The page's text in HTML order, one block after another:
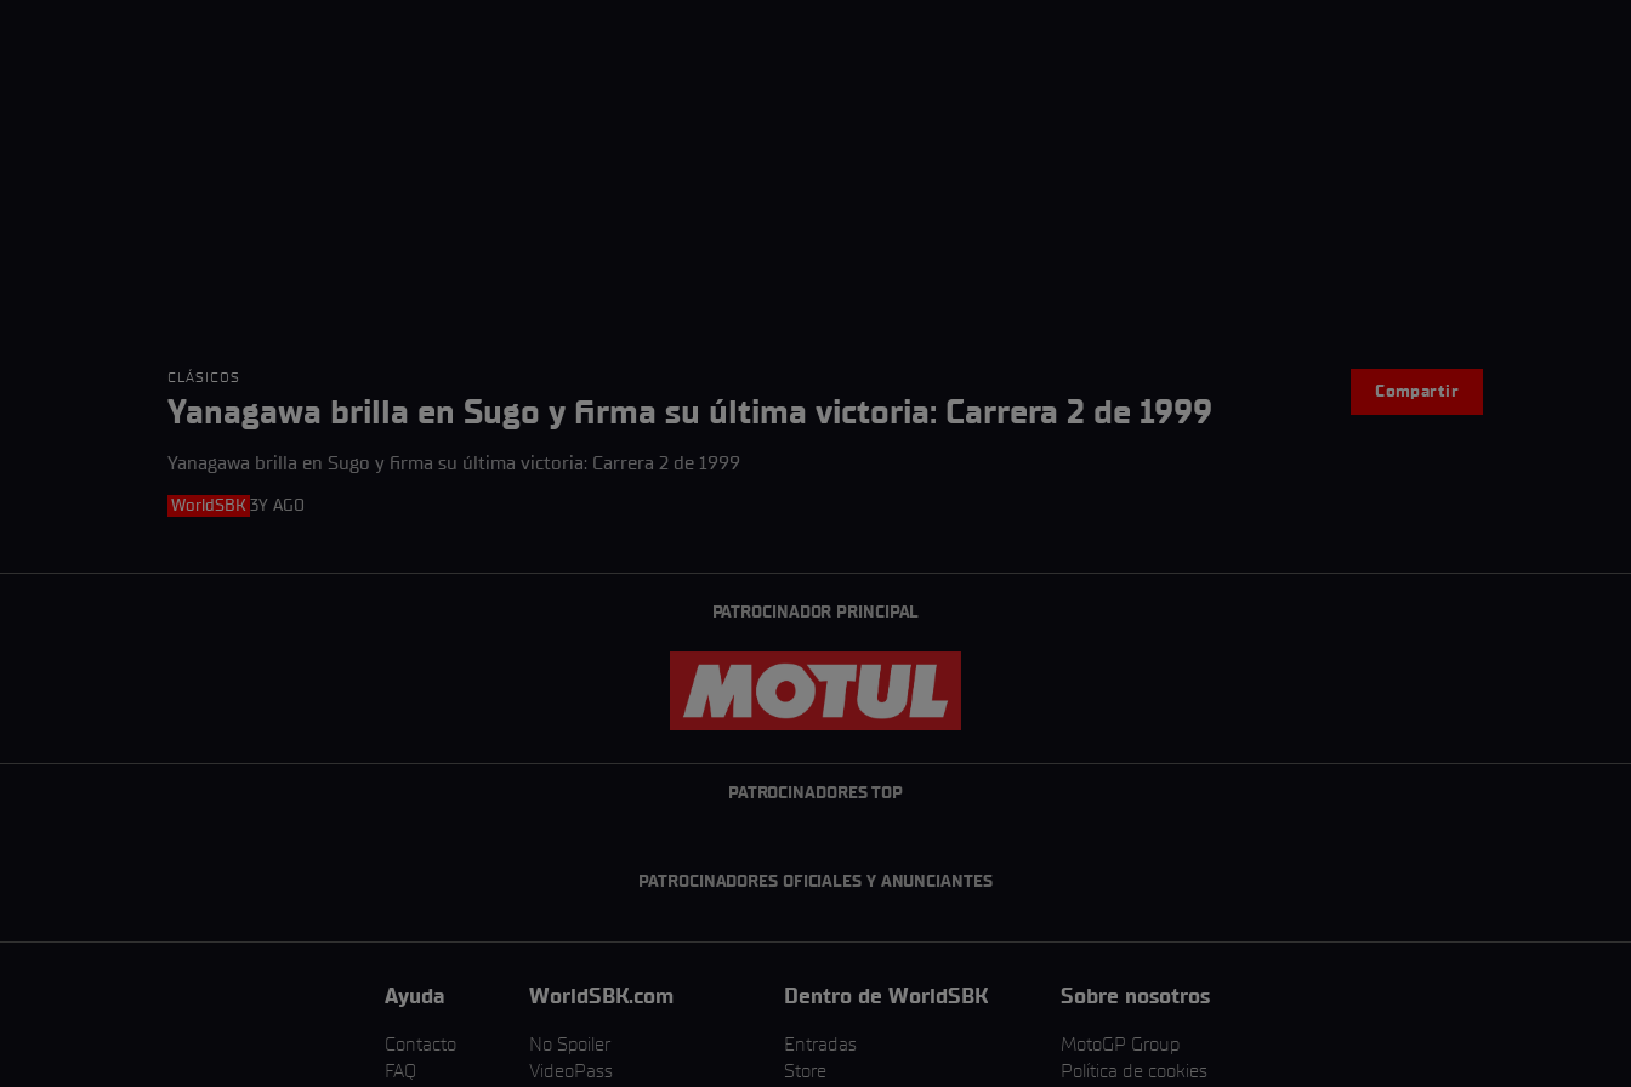
CLÁSICOS
Yanagawa brilla en Sugo y firma su última victoria: Carrera 2 de 1999
Yanagawa brilla en Sugo y firma su última victoria: Carrera 2 de 1999
WorldSBK 3Y AGO
Compartir
PATROCINADOR PRINCIPAL
PATROCINADORES TOP
PATROCINADORES OFICIALES Y ANUNCIANTES
Ayuda
Contacto
FAQ
WorldSBK.com
No Spoiler
VideoPass
Dentro de WorldSBK
Entradas
Store
Sobre nosotros
MotoGP Group
Política de cookies